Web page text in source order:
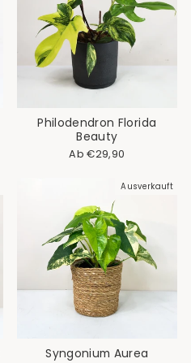
Philodendron Florida
Beauty
Ab €29,90
Ausverkauft
Syngonium Aurea